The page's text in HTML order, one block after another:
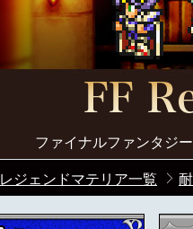
ファイナルファンタジ
レジェンドマテリア一覧